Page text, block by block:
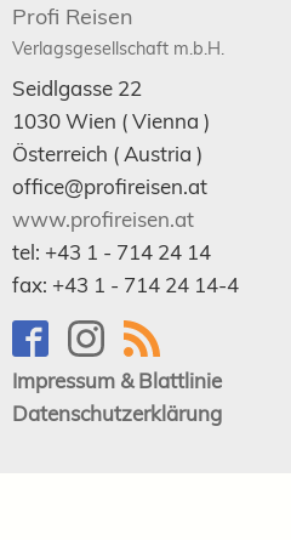
Profi Reisen
Verlagsgesellschaft m.b.H.
Seidlgasse 22
1030Wien ( Vienna )
Österreich (Austria )
office@profireisen.at
www.profireisen.at
tel: +43 1 - 714 24 14
fax: +43 1 - 714 24 14-4
Impressum & Blattlinie
Datenschutzerklärung